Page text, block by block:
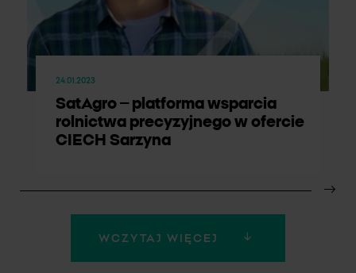
24.01.2023
SatAgro – platforma wsparcia
rolnictwa precyzyjnego w ofercie
CIECH Sarzyna
WCZYTAJ WIĘCEJ